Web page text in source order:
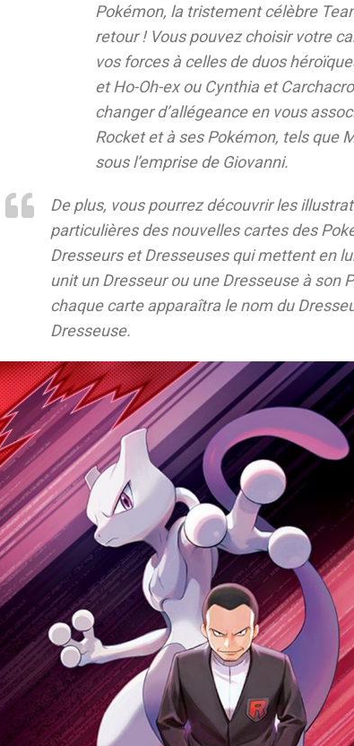
Pokémon, la tristement célèbre
retour ! Vous pouvez choisir votre
vos forces à celles de duos
et Ho-Oh-ex ou Cynthia et
changer d’allégeance en vous
Rocket et à ses Pokémon, tels que
sous l’emprise de Giovanni.
De plus, vous pourrez découvrir les
particulières des nouvelles cartes des
Dresseurs et Dresseuses qui mettent en
unit un Dresseur ou une Dresseuse à son
chaque carte apparaîtra le nom du
Dresseuse.